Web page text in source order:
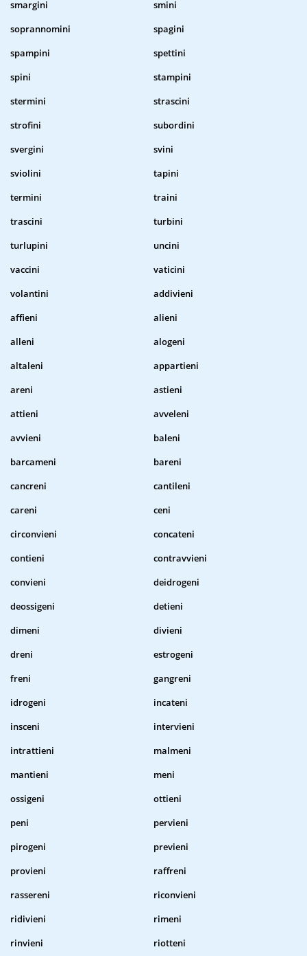
smargini
smini
soprannomini
spagini
spampini
spettini
spini
stampini
stermini
strascini
strofini
subordini
svergini
svini
sviolini
tapini
termini
traini
trascini
turbini
turlupini
uncini
vaccini
vaticini
volantini
addivieni
affieni
alieni
alleni
alogeni
altaleni
appartieni
areni
astieni
attieni
avveleni
avvieni
baleni
barcameni
bareni
cancreni
cantileni
careni
ceni
circonvieni
concateni
contieni
contravvieni
convieni
deidrogeni
deossigeni
detieni
dimeni
divieni
dreni
estrogeni
freni
gangreni
idrogeni
incateni
insceni
intervieni
intrattieni
malmeni
mantieni
meni
ossigeni
ottieni
peni
pervieni
pirogeni
previeni
provieni
raffreni
rassereni
riconvieni
ridivieni
rimeni
rinvieni
riotteni